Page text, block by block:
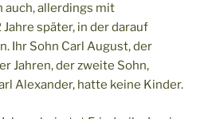
auch, allerdings mit
später, in der darauf
Ihr Sohn Carl August, der
Jahren, der zweite Sohn,
Alexander, hatte keine Kinder.